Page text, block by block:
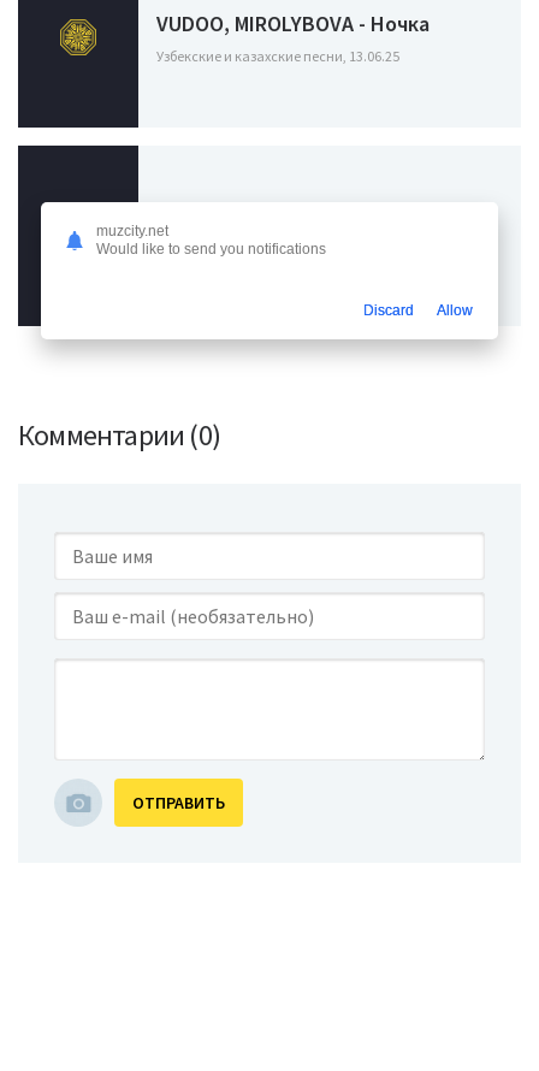
VUDOO, MIROLYBOVA - Ночка
Узбекские и казахские песни, 13.06.25
Feduk - На ресницах (Зима)
Узбекские и казахские песни, 10.12.23
Комментарии (0)
ОТПРАВИТЬ
muzcity.net
Would like to send you notifications
Discard Allow